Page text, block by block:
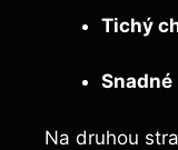
Tichý
Na druhou